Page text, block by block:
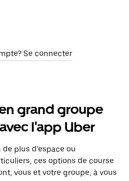
Se connecter
grand groupe
l'app Uber
plus d’espace ou
ces options de course
vous et votre groupe, à vous